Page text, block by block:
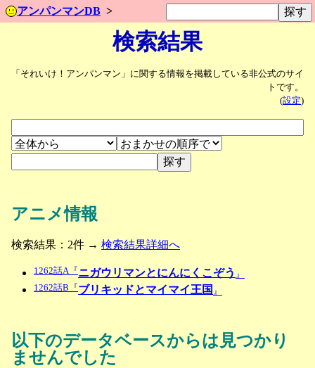
アンパンマンDB
検索結果
「それいけ！アンパンマン」に関する情報を掲載している非公式のサイ
トです。
(設定)
アニメ情報
検索結果：2件 → 検索結果詳細へ
1262話A『 ニガウリマンとにんにくこぞう 』
1262話B『 ブリキッドとマイマイ王国 』
以下のデータベースからは見つかり
ませんでした